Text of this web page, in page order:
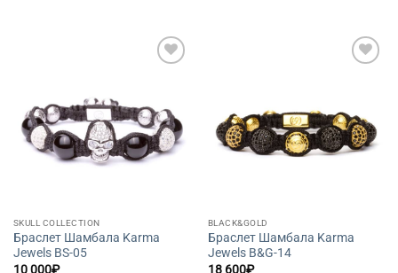
SKULL COLLECTION
Браслет Шамбала Karma
Jewels BS-05
10 000₽
BLACK&GOLD
Браслет Шамбала Karma
Jewels B&G-14
18 600₽